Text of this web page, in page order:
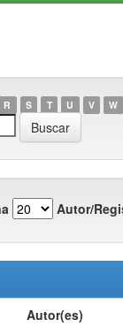
R S T U V W
Autor/
Autor(es)